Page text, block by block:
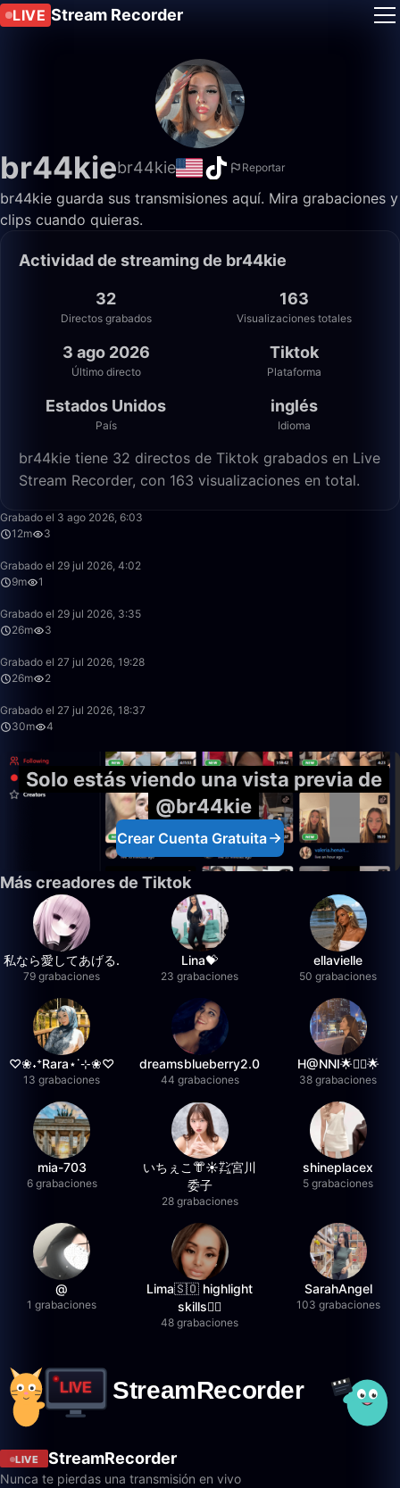
LIVE Stream Recorder
br44kiebr44kie Reportar
br44kie guarda sus transmisiones aquí. Mira grabaciones y
clips cuando quieras.
Actividad de streaming de br44kie
32
Directos grabados
163
Visualizaciones totales
3 ago 2026
Último directo
Tiktok
Plataforma
Estados Unidos
País
inglés
Idioma
br44kie tiene 32 directos de Tiktok grabados en Live
Stream Recorder, con 163 visualizaciones en total.
Grabado el 3 ago 2026, 6:03
12m
3
Grabado el 29 jul 2026, 4:02
9m
1
Grabado el 29 jul 2026, 3:35
26m
3
Grabado el 27 jul 2026, 19:28
26m
2
Grabado el 27 jul 2026, 18:37
30m
4
Solo estás viendo una vista previa de
@br44kie
Crear Cuenta Gratuita
Más creadores de Tiktok
私なら愛してあげる.
79 grabaciones
Lina💝
23 grabaciones
ellavielle
50 grabaciones
♡❀˖⁺Rara⋆˙⊹❀♡
13 grabaciones
dreamsblueberry2.0
44 grabaciones
H@NNI🌟❤️‍🔥🌟
38 grabaciones
mia-703
6 grabaciones
いちぇこ👘☀️㌠宮川
委子
28 grabaciones
shineplacex
5 grabaciones
@
1 grabaciones
Lima🇸🇴 highlight
skills✌🏽
48 grabaciones
SarahAngel
103 grabaciones
LIVE StreamRecorder
Nunca te pierdas una transmisión en vivo